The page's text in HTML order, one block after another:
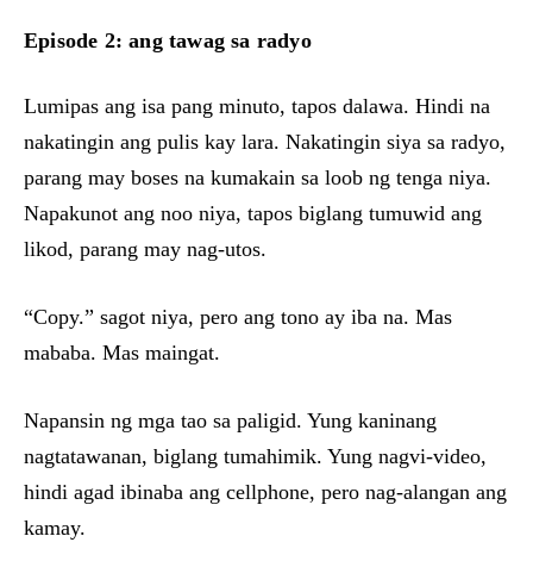
Episode 2: ang tawag sa radyo
Lumipas ang isa pang minuto, tapos dalawa. Hindi na
nakatingin ang pulis kay lara. Nakatingin siya sa radyo,
parang may boses na kumakain sa loob ng tenga niya.
Napakunot ang noo niya, tapos biglang tumuwid ang
likod, parang may nag-utos.
“Copy.” sagot niya, pero ang tono ay iba na. Mas
mababa. Mas maingat.
Napansin ng mga tao sa paligid. Yung kaninang
nagtatawanan, biglang tumahimik. Yung nagvi-video,
hindi agad ibinaba ang cellphone, pero nag-alangan ang
kamay.